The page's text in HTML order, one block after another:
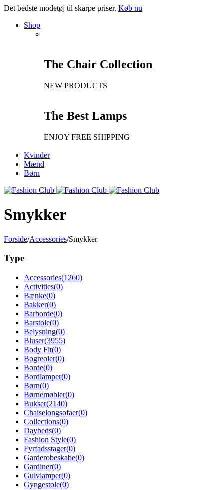
Det bedste modetøj til skarpe priser. Køb nu
Shop
The Chair Collection
NEW PRODUCTS
The Best Lamps
ENJOY FREE SHIPPING
Kvinder
Mænd
Børn
Smykker
Forside/Accessories/Smykker
Type
Accessories(1260)
Activities(0)
Bænke(0)
Bakker(0)
Barborde(0)
Barstole(0)
Belysning(0)
Bluser(3955)
Body Fit(0)
Bogreoler(0)
Borde(0)
Bordlamper(0)
Børn(0)
Børnemøbler(0)
Bukser(2140)
Chaiselongsofaer(0)
Collections(0)
Daybeds(0)
Fashion Style(0)
Fyrfadsstager(0)
Garderobeskabe(0)
Gardiner(0)
Gulvlamper(0)
Gyngestole(0)